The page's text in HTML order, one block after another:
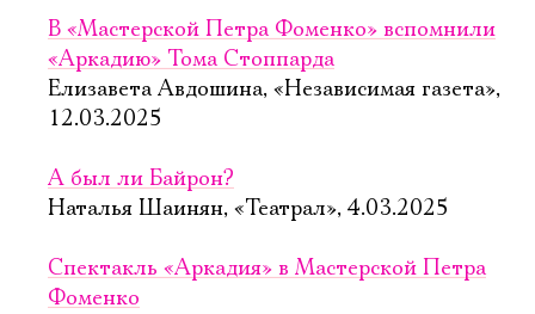
В «Мастерской Петра Фоменко» вспомнили
«Аркадию» Тома Стоппарда
Елизавета Авдошина, «Независимая газета»,
12.03.2025
А был ли Байрон?
Наталья Шаинян, «Театрал», 4.03.2025
Спектакль «Аркадия» в Мастерской Петра
Фоменко